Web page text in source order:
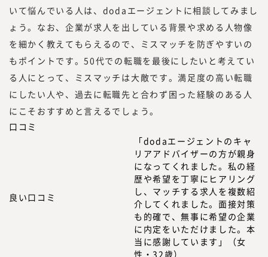
いて悩んでいる人は、dodaエージェントに相談してみまし
ょう。なお、企業が求人を出している背景や求める人物像
を細かく教えてもらえるので、ミスマッチを防ぎやすいの
もポイントです。50代での転職を最後にしたいと考えてい
る人にとって、ミスマッチは大敵です。満足度の高い転職
にしたい人や、過去に転職先と合わず困った経験のある人
にこそおすすめと言えるでしょう。
口コミ
良い口コミ
「dodaエージェントのキャ
リアアドバイザーの方が親身
になってくれました。私の経
歴や希望を丁寧にヒアリング
し、マッチする求人を複数紹
介してくれました。面接対策
も的確で、無事に希望の企業
に内定をいただけました。本
当に感謝しています」（女
性・32歳）